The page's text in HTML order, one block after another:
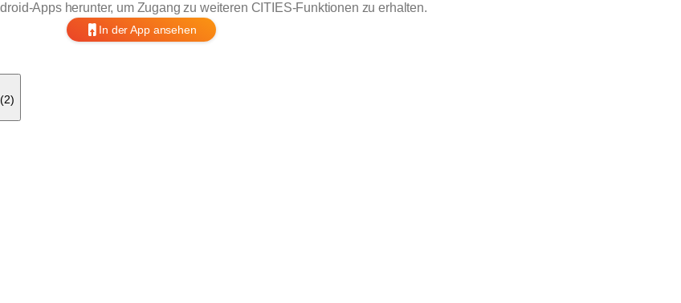
Apps herunter, um Zugang zu weiteren CITIES-Funktionen zu erhalten.
In der App ansehen